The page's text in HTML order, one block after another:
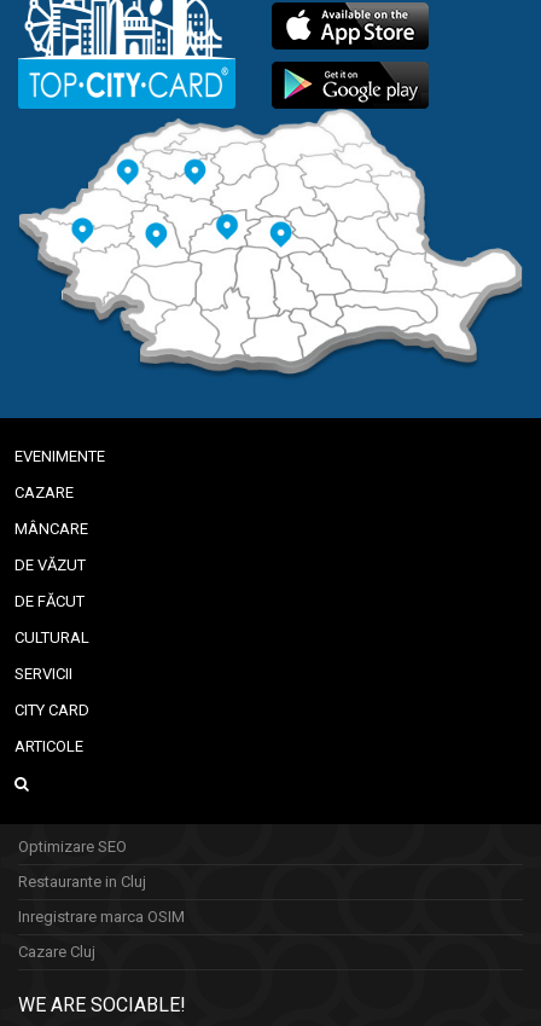
EVENIMENTE
CAZARE
MÂNCARE
DE VĂZUT
DE FĂCUT
CULTURAL
SERVICII
CITY CARD
ARTICOLE
Optimizare SEO
Restaurante in Cluj
Inregistrare marca OSIM
Cazare Cluj
WE ARE SOCIABLE!